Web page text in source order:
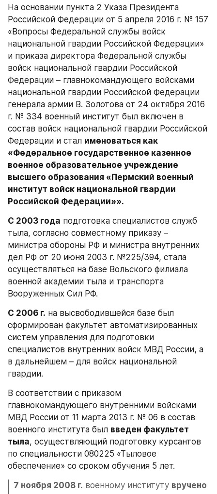
На основании пункта 2 Указа Президента
Российской Федерации от 5 апреля 2016 г. № 157
«Вопросы Федеральной службы войск
национальной гвардии Российской Федерации»
и приказа директора Федеральной службы
войск национальной гвардии Российской
Федерации – главнокомандующего войсками
национальной гвардии Российской Федерации
генерала армии В. Золотова от 24 октября 2016
г. № 334 военный институт был включен в
состав войск национальной гвардии Российской
Федерации и стал именоваться как
«Федеральное государственное казенное
военное образовательное учреждение
высшего образования «Пермский военный
институт войск национальной гвардии
Российской Федерации»».
С 2003 года подготовка специалистов служб
тыла, согласно совместному приказу –
министра обороны РФ и министра внутренних
дел РФ от 20 июня 2003 г. №225/394, стала
осуществляться на базе Вольского филиала
военной академии тыла и транспорта
Вооруженных Сил РФ.
С 2006 г. на высвободившейся базе был
сформирован факультет автоматизированных
систем управления для подготовки
специалистов внутренних войск МВД России, а
в дальнейшем – для войск национальной
гвардии.
В соответствии с приказом
главнокомандующего внутренними войсками
МВД России от 11 марта 2013 г. № 06 в состав
военного института был введен факультет
тыла, осуществляющий подготовку курсантов
по специальности 080225 «Тыловое
обеспечение» со сроком обучения 5 лет.
7 ноября 2008 г. военному институту вручено